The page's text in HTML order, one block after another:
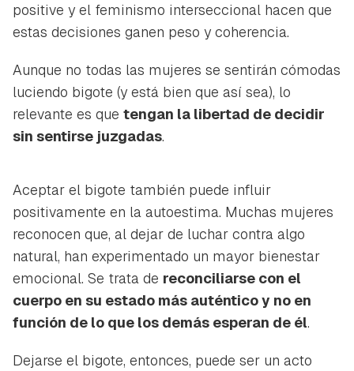
positive y el feminismo interseccional hacen que
estas decisiones ganen peso y coherencia.
Aunque no todas las mujeres se sentirán cómodas
luciendo bigote (y está bien que así sea), lo
relevante es que tengan la libertad de decidir
sin sentirse juzgadas.
Aceptar el bigote también puede influir
positivamente en la autoestima. Muchas mujeres
reconocen que, al dejar de luchar contra algo
natural, han experimentado un mayor bienestar
emocional. Se trata de reconciliarse con el
cuerpo en su estado más auténtico y no en
función de lo que los demás esperan de él.
Dejarse el bigote, entonces, puede ser un acto